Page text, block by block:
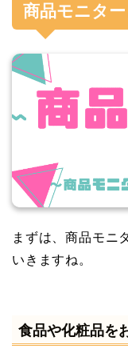
商品モニター
まずは、商品モニ
いきますね。
食品や化粧品を